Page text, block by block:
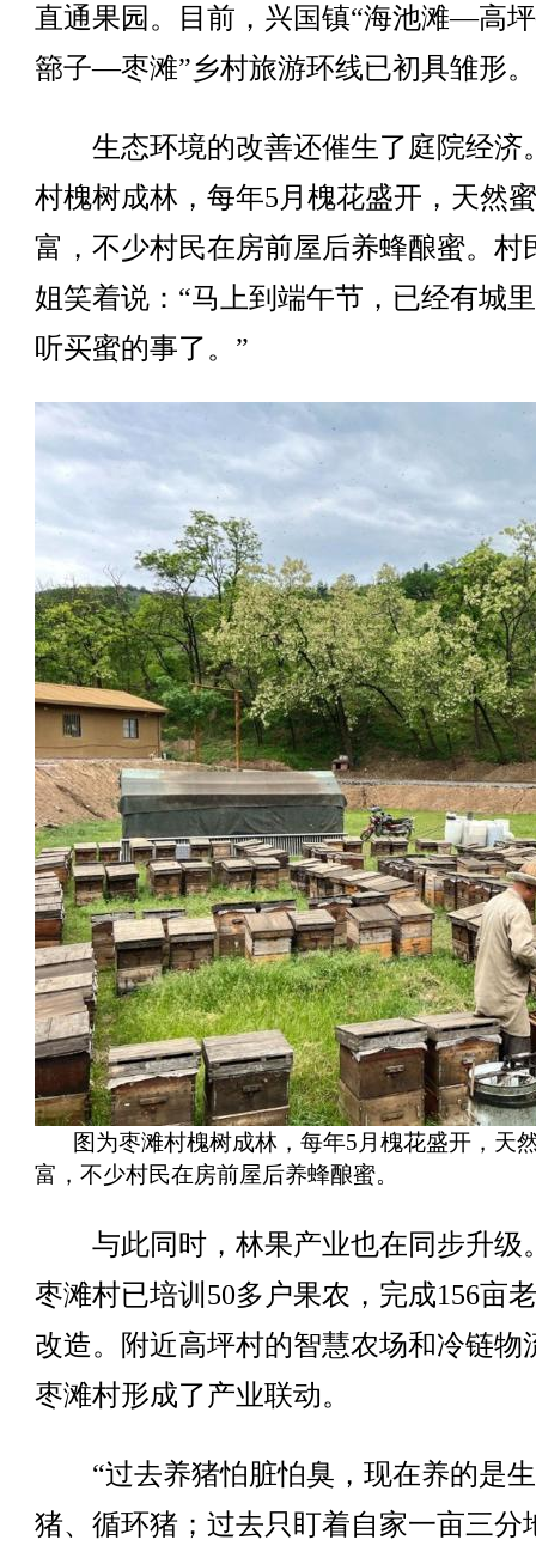
直通果园。目前，兴国镇“海池滩—高
篰子—枣滩”乡村旅游环线已初具雏形。
生态环境的改善还催生了庭院经济
村槐树成林，每年5月槐花盛开，天然
富，不少村民在房前屋后养蜂酿蜜。村
姐笑着说：“马上到端午节，已经有城
听买蜜的事了。”
图为枣滩村槐树成林，每年5月槐花盛开，天
富，不少村民在房前屋后养蜂酿蜜。
与此同时，林果产业也在同步升级
枣滩村已培训50多户果农，完成156亩
改造。附近高坪村的智慧农场和冷链物
枣滩村形成了产业联动。
“过去养猪怕脏怕臭，现在养的是
猪、循环猪；过去只盯着自家一亩三分